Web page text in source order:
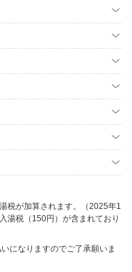
税が加算されます。（2025年1
湯税（150円）が含まれており
になりますのでご了承願いま